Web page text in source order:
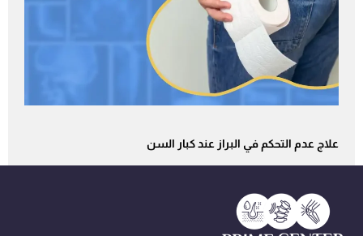
علاج عدم التحكم في البراز عند كبار السن